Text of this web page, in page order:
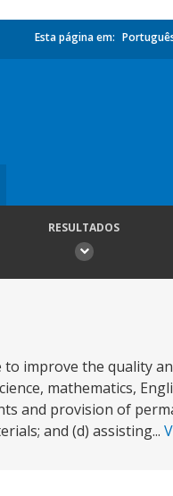
Esta página em:
RESULTADOS
to improve the quality
mathematics,
and provision of
and (d) assisting...